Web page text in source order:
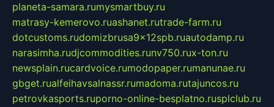
planeta-samara.rumysmartbuy.ru
matrasy-kemerovo.ruashanet.rutrade-farm.ru
dotcustoms.rudomizbrusa9x12spb.ruautodamp.ru
narasimha.rudjcommodities.runv750.rux-ton.ru
newsplain.rucardvoice.rumodopaper.rumanunae.ru
gbget.rualfeihavsalnassr.rumadoma.rutajuncos.ru
petrovkasports.ruporno-online-besplatno.rusplclub.ru